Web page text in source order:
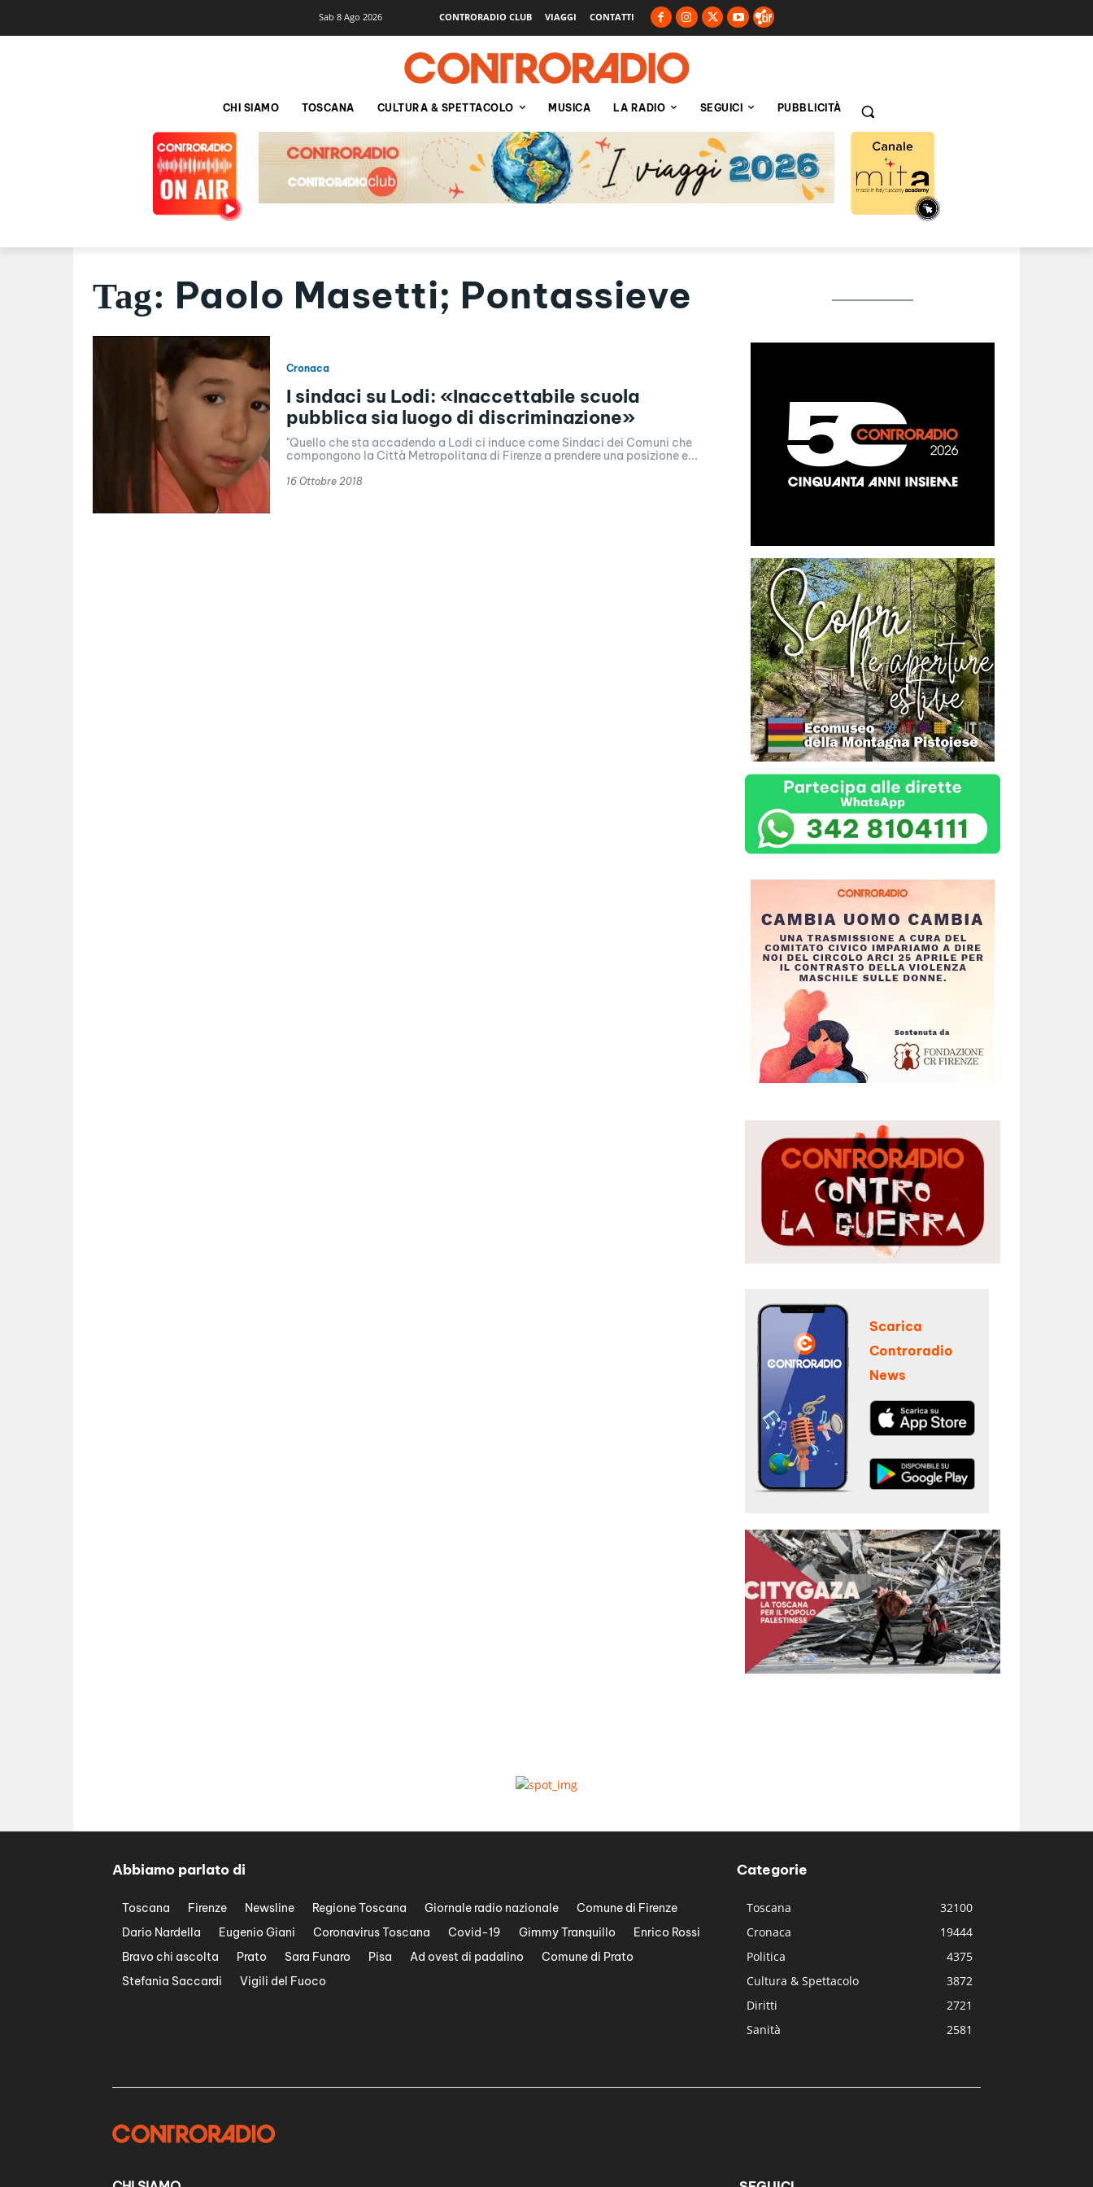
Sab 8 Ago 2026 CONTRORADIO CLUB VIAGGI CONTATTI
CHI SIAMO TOSCANA CULTURA & SPETTACOLO MUSICA LA RADIO SEGUICI PUBBLICITÀ
Tag: Paolo Masetti; Pontassieve
Cronaca
I sindaci su Lodi: «Inaccettabile scuola
pubblica sia luogo di discriminazione»
"Quello che sta accadendo a Lodi ci induce come Sindaci dei Comuni che
compongono la Città Metropolitana di Firenze a prendere una posizione e...
16 Ottobre 2018
Scarica
Controradio
News
Abbiamo parlato di
Toscana Firenze Newsline Regione Toscana Giornale radio nazionale
Comune di Firenze
Dario Nardella
Eugenio Giani Coronavirus Toscana Covid-19 Gimmy Tranquillo
Enrico Rossi
Bravo chi ascolta
Prato Sara Funaro Pisa Ad ovest di padalino
Comune di Prato
Stefania Saccardi
Vigili del Fuoco
Categorie
Toscana
32100
Cronaca
19444
Politica
4375
Cultura & Spettacolo
3872
Diritti
2721
Sanità
2581